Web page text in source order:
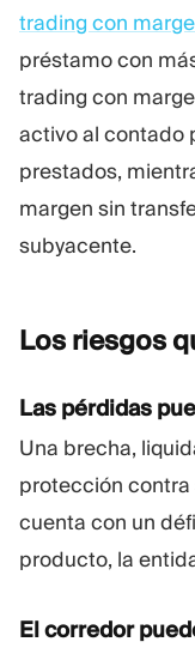
trading con
préstamo con
trading con
activo al contado
prestados,
margen sin
subyacente.
Los riesgos
Las pérdidas
Una brecha,
protección contra
cuenta con un
producto, la
El corredor